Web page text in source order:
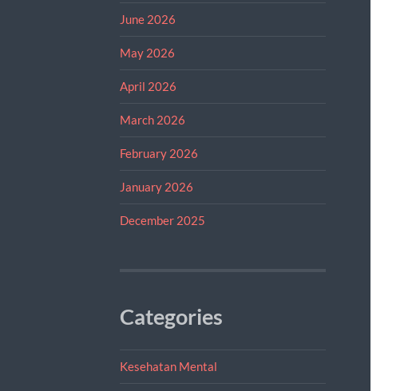
June 2026
May 2026
April 2026
March 2026
February 2026
January 2026
December 2025
Categories
Kesehatan Mental